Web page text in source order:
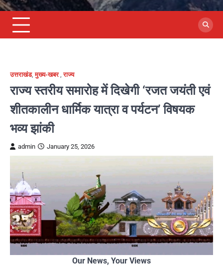
उत्तराखंड,मुख्य-खबर,राज्य
राज्य स्तरीय समारोह में दिखेगी ‘रजत जयंती एवं
शीतकालीन धार्मिक यात्रा व पर्यटन’ विषयक
भव्य झांकी
admin January 25, 2026
Our News, Your Views